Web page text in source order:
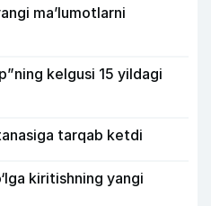
maʼlumotlarni
kelgusi 15 yildagi
tarqab ketdi
kiritishning yangi